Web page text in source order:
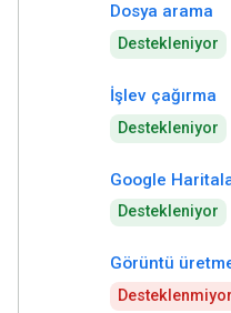
Dosya arama
Destekleniyor
İşlev çağırma
Destekleniyor
Google
Destekleniyor
Görüntü
Desteklenmiyor